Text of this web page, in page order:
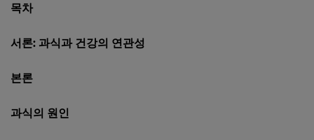
목차
서론: 과식과 건강의 연관성
본론
과식의 원인